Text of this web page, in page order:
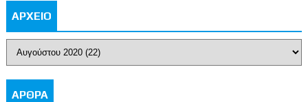
ΑΡΧΕΙΟ
ΑΡΘΡΑ